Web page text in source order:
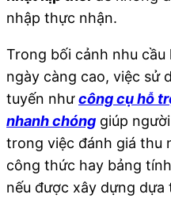
nhập thực nhận.
Trong bối cảnh nhu
ngày càng cao, việc sử
tuyến nhưcông cụ hỗ
nhanh chóng giúp
trong việc đánh giá thu
công thức hay bảng
nếu được xây dựng